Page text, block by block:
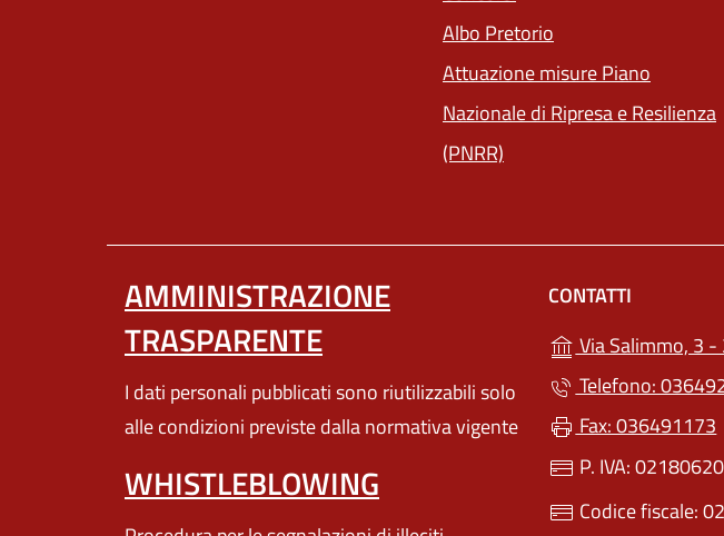
Albo Pretorio
Attuazione misure Piano
Nazionale di Ripresa e Resilienza
(PNRR)
AMMINISTRAZIONE
TRASPARENTE
I dati personali pubblicati sono riutilizzabili solo
alle condizioni previste dalla normativa vigente
WHISTLEBLOWING
CONTATTI
Via Salimmo, 3 -
Telefono:
Fax: 036491173
P. IVA:
Codice fiscale: